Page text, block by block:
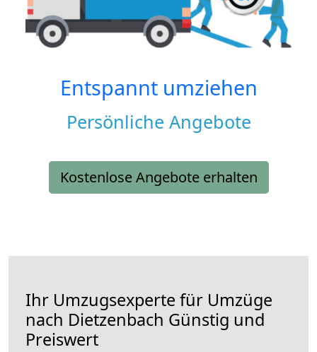
Entspannt umziehen
Persönliche Angebote
Kostenlose Angebote erhalten
Ihr Umzugsexperte für Umzüge
nach Dietzenbach Günstig und
Preiswert